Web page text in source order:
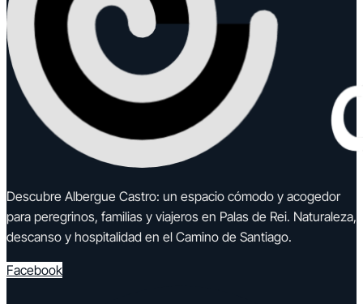
Descubre Albergue Castro: un espacio cómodo y acogedor
para peregrinos, familias y viajeros en Palas de Rei. Naturaleza,
descanso y hospitalidad en el Camino de Santiago.
Facebook